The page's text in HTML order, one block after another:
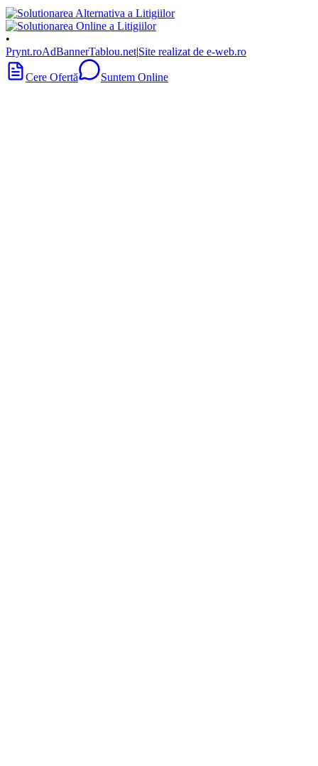
•
Prynt.roAdBannerTablou.net|Site realizat de e-web.ro
Cere Ofertă Suntem Online